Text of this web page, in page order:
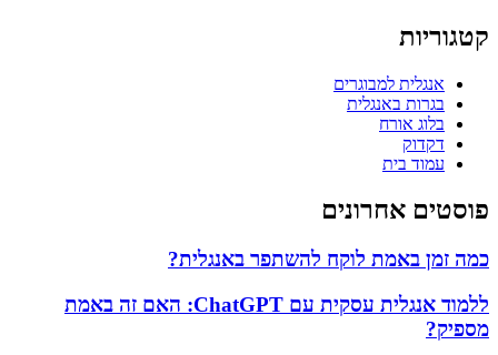
קטגוריות
אנגלית למבוגרים
בגרות באנגלית
בלוג אורח
דקדוק
עמוד בית
פוסטים אחרונים
כמה זמן באמת לוקח להשתפר באנגלית?
ללמוד אנגלית עסקית עם ChatGPT: האם זה באמת
מספיק?